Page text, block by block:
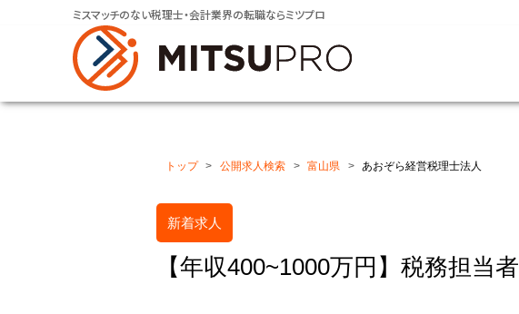
ミスマッチのない税理士・会計業界の転職ならミツプロ
トップ 公開求人検索 富山県 あおぞら経営税理士法人
新着求人
【年収400~1000万円】税務担当者